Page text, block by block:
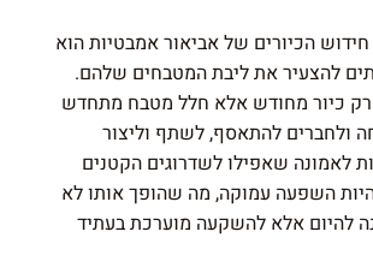
הכיורים של אביאור אמבטיות הוא
להצעיר את ליבת המטבחים שלהם.
כיור מחודש אלא חלל מטבח מתחדש
ולחברים להתאסף, לשתף וליצור
לאמונה שאפילו לשדרוגים הקטנים
השפעה עמוקה, מה שהופך אותו לא
להיום אלא להשקעה מוערכת בעתיד